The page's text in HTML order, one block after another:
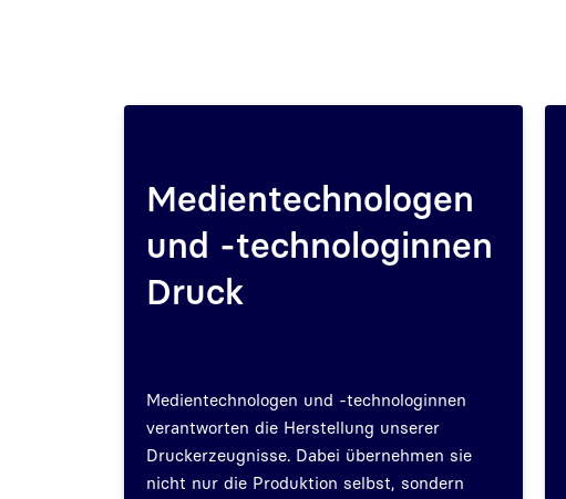
Medientechnologen
und -technologinnen
Druck
Medientechnologen und -technologinnen
verantworten die Herstellung unserer
Druckerzeugnisse. Dabei übernehmen sie
nicht nur die Produktion selbst, sondern